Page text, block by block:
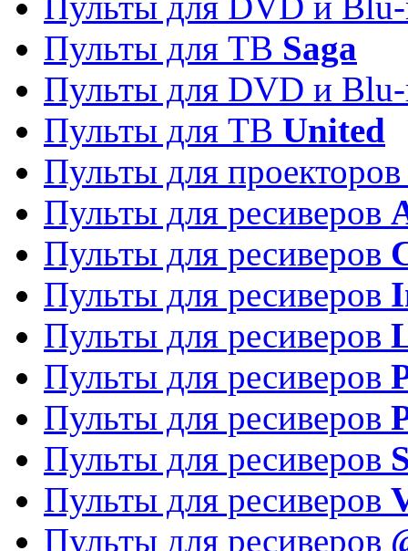
Пульты для ТВ Saga
Пульты для DVD и
Пульты для ТВ United
Пульты для
Пульты для ресиверов
Пульты для ресиверов
Пульты для ресиверов
Пульты для ресиверов
Пульты для ресиверов
Пульты для ресиверов
Пульты для ресиверов
Пульты для ресиверов
Пульты для ресиверов